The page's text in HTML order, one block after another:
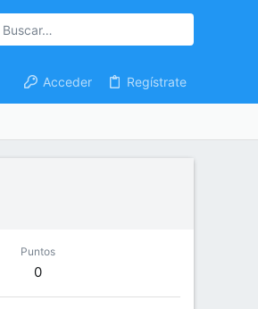
Acceder Regístrate
Puntos
0